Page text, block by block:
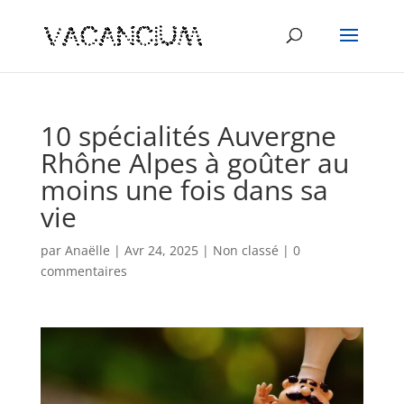
10 spécialités Auvergne
Rhône Alpes à goûter au
moins une fois dans sa
vie
par Anaëlle | Avr 24, 2025| Non classé | 0
commentaires